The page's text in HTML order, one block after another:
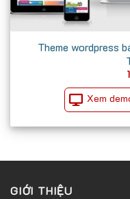
Theme wordpress
Xem
GIỚI THIỆU